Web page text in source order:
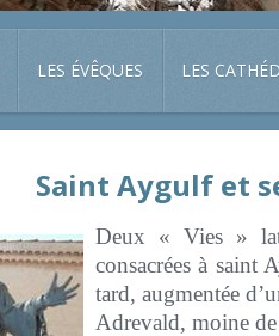
LES ÉVÊQUES LES
Saint Aygulf et
Deux « Vies »
consacrées à saint
tard, augmentée
Adrevald, moine